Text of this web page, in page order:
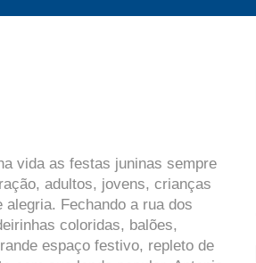
vida as festas juninas sempre
adultos, jovens, crianças
Fechando a rua dos
coloridas, balões,
espaço festivo, repleto de